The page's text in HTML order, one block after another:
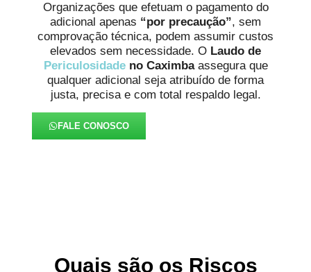
Organizações que efetuam o pagamento do
adicional apenas “por precaução”, sem
comprovação técnica, podem assumir custos
elevados sem necessidade. O Laudo de
Periculosidadeno Caximbaassegura que
qualquer adicional seja atribuído de forma
justa, precisa e com total respaldo legal.
FALE CONOSCO
Quais são os Riscos